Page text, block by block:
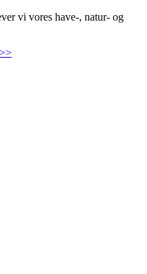
vi vores have-, natur- og